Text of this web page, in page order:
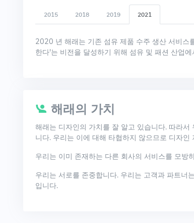
2015 2018 2019 2021
2020 년 해래는 기존 섬유 제품 수주 생산 서비스
한다'는 비전을 달성하기 위해 섬유 및 패션 산업
해래의 가치
해래는 디자인의 가치를 잘 알고 있습니다. 따라
니다. 우리는 이에 대해 타협하지 않으므로 디자
우리는 이미 존재하는 다른 회사의 서비스를 모방
우리는 서로를 존중합니다. 우리는 고객과 파트너
입니다.